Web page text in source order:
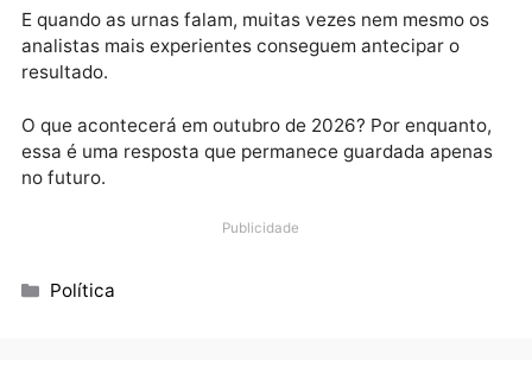
derrotados, enquanto nomes pouco conhecidos
surpreenderam e conquistaram espaço. É
essa imprevisibilidade que mantém o interesse e a
Por mais que a matemática política, a estrutura
maioria dos atuais parlamentares, a decisão final